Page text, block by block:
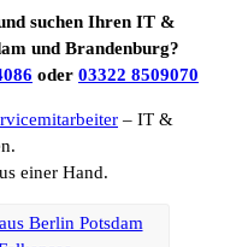
suchen Ihren IT &
und Brandenburg?
oder 03322 8509070
– IT &
einer Hand.